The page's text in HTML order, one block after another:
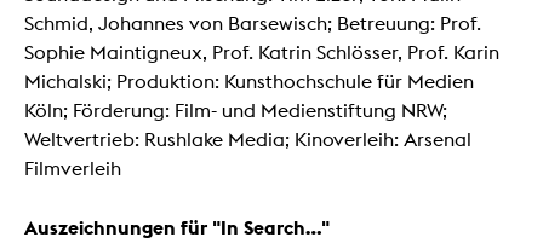
Schmid, Johannes von Barsewisch; Betreuung: Prof.
Sophie Maintigneux, Prof. Katrin Schlösser, Prof. Karin
Michalski; Produktion: Kunsthochschule für Medien
Köln; Förderung: Film- und Medienstiftung NRW;
Weltvertrieb: Rushlake Media; Kinoverleih: Arsenal
Filmverleih
Auszeichnungen für "In Search..."